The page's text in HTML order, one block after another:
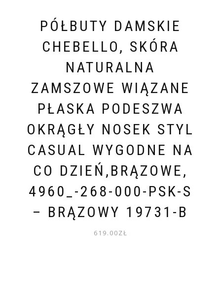
PÓŁBUTY DAMSKIE
CHEBELLO, SKÓRA
NATURALNA
ZAMSZOWE WIĄZANE
PŁASKA PODESZWA
OKRĄGŁY NOSEK STYL
CASUAL WYGODNE NA
CO DZIEŃ,BRĄZOWE,
4960_-268-000-PSK-S
– BRĄZOWY 19731-B
619.00ZŁ